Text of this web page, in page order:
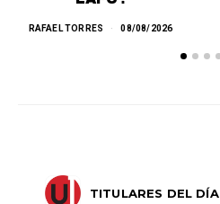
RAFAEL TORRES 08/08/2026
TITULARES DEL DÍA